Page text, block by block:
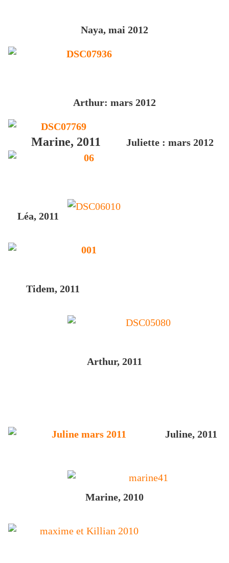
Naya, mai 2012
Arthur: mars 2012
Marine, 2011 Juliette : mars 2012
Léa, 2011
Tidem, 2011
Arthur, 2011
Juline, 2011
Marine, 2010